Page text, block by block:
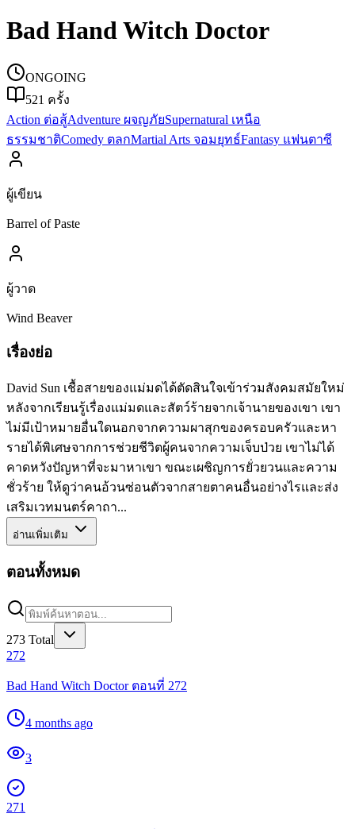
Bad Hand Witch Doctor
ONGOING
521 ครั้ง
Action ต่อสู้Adventure ผจญภัยSupernatural เหนือ
ธรรมชาติComedy ตลกMartial Arts จอมยุทธ์Fantasy แฟนตาซี
ผู้เขียน
Barrel of Paste
ผู้วาด
Wind Beaver
เรื่องย่อ
David Sun เชื้อสายของแม่มดได้ตัดสินใจเข้าร่วมสังคมสมัยใหม่
หลังจากเรียนรู้เรื่องแม่มดและสัตว์ร้ายจากเจ้านายของเขา เขา
ไม่มีเป้าหมายอื่นใดนอกจากความผาสุกของครอบครัวและหา
รายได้พิเศษจากการช่วยชีวิตผู้คนจากความเจ็บป่วย เขาไม่ได้
คาดหวังปัญหาที่จะมาหาเขา ขณะเผชิญการยั่วยวนและความ
ชั่วร้าย ให้ดูว่าคนอ้วนซ่อนตัวจากสายตาคนอื่นอย่างไรและส่ง
เสริมเวทมนตร์คาถา...
อ่านเพิ่มเติม
ตอนทั้งหมด
273 Total
272
Bad Hand Witch Doctor ตอนที่ 272
4 months ago
3
271